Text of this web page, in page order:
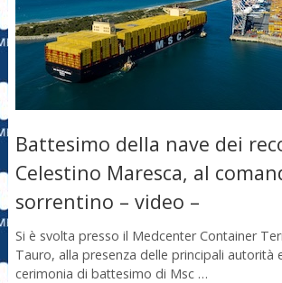
Battesimo della nave dei
Celestino Maresca, al
sorrentino – video –
Si è svolta presso il Medcenter Container
Tauro, alla presenza delle principali autorità
cerimonia di battesimo di Msc …